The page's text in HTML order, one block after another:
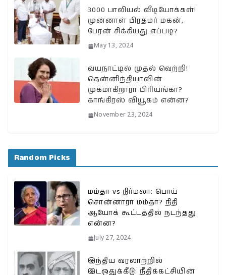
3000 பாலியல் வீடியோக்கள்!
முன்னாள் பிரதமர் மகன்,
பேரன் சிக்கியது எப்படி?
May 13, 2024
வயநாட்டில் முதல் வெற்றி!
தென்னிந்தியாவின்
முகமாகிறாரா பிரியங்கா?
காங்கிரஸ் வியூகம் என்ன?
November 23, 2024
Random Picks
மம்தா vs நிர்மலா: பொய்
சொன்னாரா மம்தா? நிதி
ஆயோக் கூட்டத்தில் நடந்தது
என்ன?
July 27, 2024
இந்திய வரலாற்றில்
இடஒதுக்கீடு: நீதிக்கட்சியின்